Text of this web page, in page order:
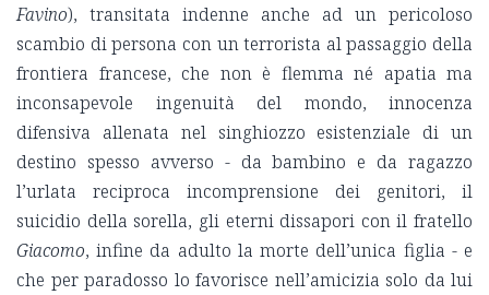
Favino), transitata indenne anche ad un pericoloso
scambio di persona con un terrorista al passaggio della
frontiera francese, che non è flemma né apatia ma
inconsapevole ingenuità del mondo, innocenza
difensiva allenata nel singhiozzo esistenziale di un
destino spesso avverso - da bambino e da ragazzo
l’urlata reciproca incomprensione dei genitori, il
suicidio della sorella, gli eterni dissapori con il fratello
Giacomo, infine da adulto la morte dell’unica figlia - e
che per paradosso lo favorisce nell’amicizia solo da lui